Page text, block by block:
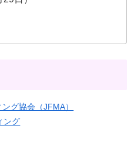
グ協会（JFMA）
ング